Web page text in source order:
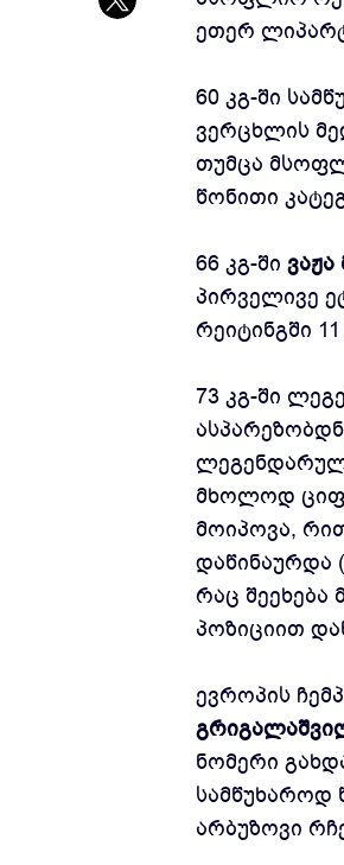
ეთერ
60 კგ-ში
ვერცხლის
თუმცა
წონითი
66 კგ-ში
პირველივე
რეიტინგში
73 კგ-ში
მხოლოდ
მოიპოვა,
დაწინაურდა
რაც შეეხება
პოზიციით
ევროპის
ნომერი
სამწუხაროდ
არბუზოვი